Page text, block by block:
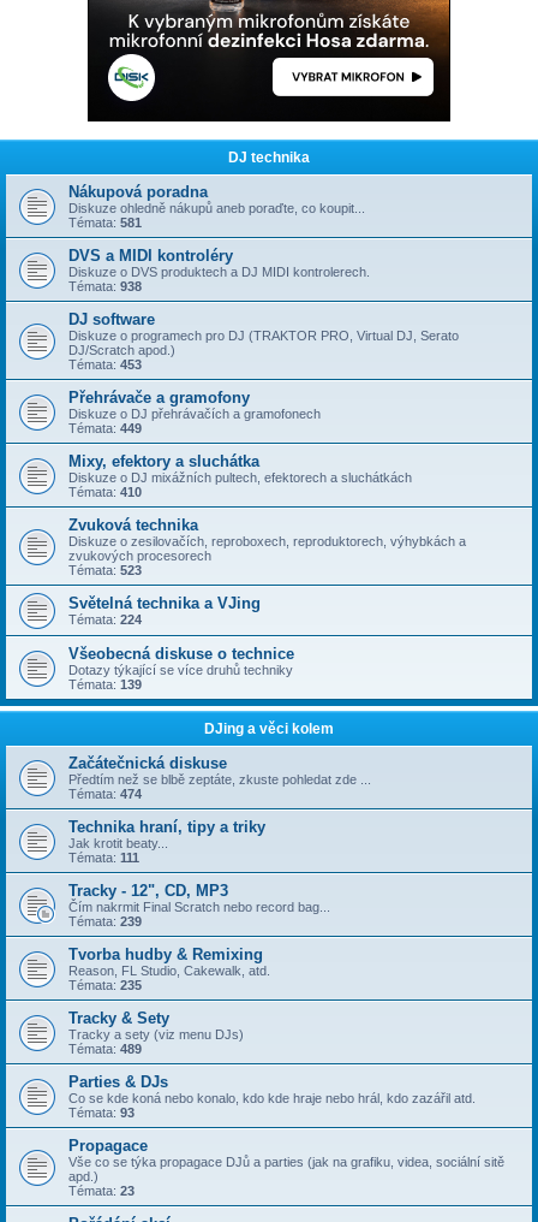
DJ technika
Nákupová poradna
Diskuze ohledně nákupů aneb poraďte, co koupit...
Témata: 581
DVS a MIDI kontroléry
Diskuze o DVS produktech a DJ MIDI kontrolerech.
Témata: 938
DJ software
Diskuze o programech pro DJ (TRAKTOR PRO, Virtual DJ, Serato
DJ/Scratch apod.)
Témata: 453
Přehrávače a gramofony
Diskuze o DJ přehrávačích a gramofonech
Témata: 449
Mixy, efektory a sluchátka
Diskuze o DJ mixážních pultech, efektorech a sluchátkách
Témata: 410
Zvuková technika
Diskuze o zesilovačích, reproboxech, reproduktorech, výhybkách a
zvukových procesorech
Témata: 523
Světelná technika a VJing
Témata: 224
Všeobecná diskuse o technice
Dotazy týkající se více druhů techniky
Témata: 139
DJing a věci kolem
Začátečnická diskuse
Předtím než se blbě zeptáte, zkuste pohledat zde ...
Témata: 474
Technika hraní, tipy a triky
Jak krotit beaty...
Témata: 111
Tracky - 12", CD, MP3
Čím nakrmit Final Scratch nebo record bag...
Témata: 239
Tvorba hudby & Remixing
Reason, FL Studio, Cakewalk, atd.
Témata: 235
Tracky & Sety
Tracky a sety (viz menu DJs)
Témata: 489
Parties & DJs
Co se kde koná nebo konalo, kdo kde hraje nebo hrál, kdo zazářil atd.
Témata: 93
Propagace
Vše co se týka propagace DJů a parties (jak na grafiku, videa, sociální sitě
apd.)
Témata: 23